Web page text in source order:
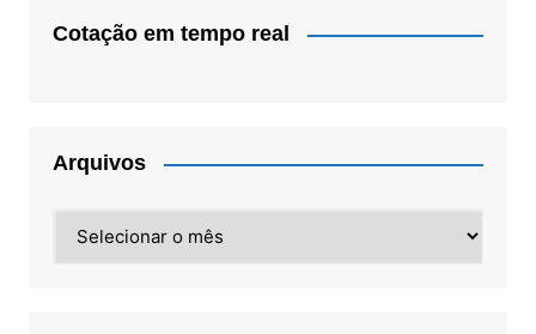
Cotação em tempo real
Arquivos